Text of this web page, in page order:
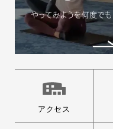
アクセス